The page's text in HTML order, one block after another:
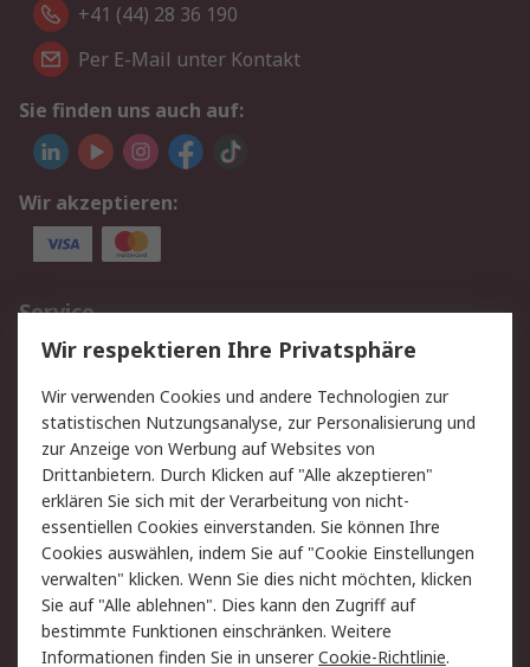
+41 (44) 28 36 190
Per E-Mail unter Kontakt
Sie finden uns auch auf:
Wir akzeptieren:
Service
Value Added Services
Lieferlösungen
Rücksendungen
Kontakt
Hilfe
Rechtliches
AGB
Datenschutz
Cookie-Richtlinie
Zahlungsbedingungen
Copyright/Impressum
Über RS
Wir respektieren Ihre Privatsphäre
Wir verwenden Cookies und andere Technologien zur
statistischen Nutzungsanalyse, zur Personalisierung und
zur Anzeige von Werbung auf Websites von
Drittanbietern. Durch Klicken auf "Alle akzeptieren"
erklären Sie sich mit der Verarbeitung von nicht-
essentiellen Cookies einverstanden. Sie können Ihre
Cookies auswählen, indem Sie auf "Cookie Einstellungen
verwalten" klicken. Wenn Sie dies nicht möchten, klicken
Sie auf "Alle ablehnen". Dies kann den Zugriff auf
bestimmte Funktionen einschränken. Weitere
Informationen finden Sie in unsererCookie-Richtlinie.